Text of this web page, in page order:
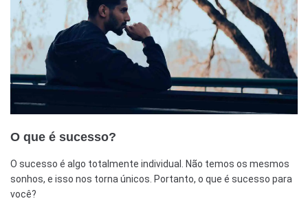
O que é sucesso?
O sucesso é algo totalmente individual. Não temos os mesmos
sonhos, e isso nos torna únicos. Portanto, o que é sucesso para
você?